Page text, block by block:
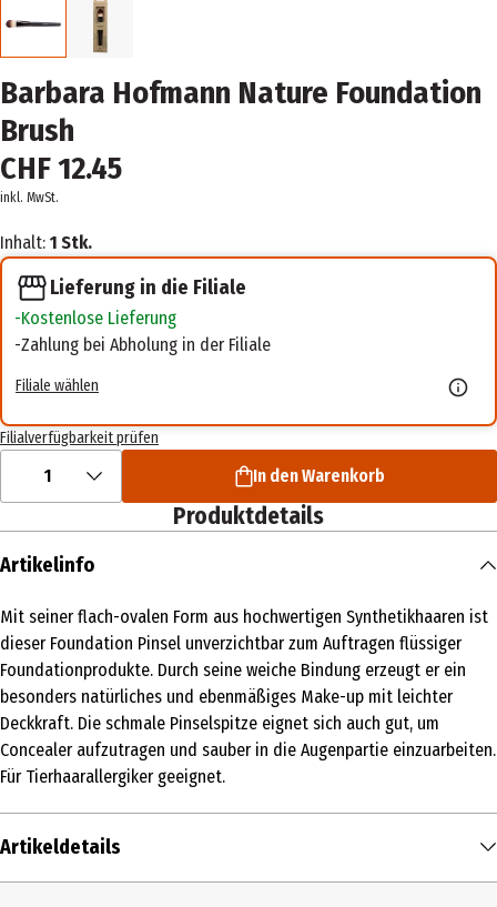
Barbara Hofmann Nature Foundation
Brush
CHF 12.45
inkl. MwSt.
Inhalt: 1 Stk.
Lieferung in die Filiale
Kostenlose Lieferung
Zahlung bei Abholung in der Filiale
Filiale wählen
Filialverfügbarkeit prüfen
1 In den Warenkorb
Produktdetails
Artikelinfo
Mit seiner flach-ovalen Form aus hochwertigen Synthetikhaaren ist
dieser Foundation Pinsel unverzichtbar zum Auftragen flüssiger
Foundationprodukte. Durch seine weiche Bindung erzeugt er ein
besonders natürliches und ebenmäßiges Make-up mit leichter
Deckkraft. Die schmale Pinselspitze eignet sich auch gut, um
Concealer aufzutragen und sauber in die Augenpartie einzuarbeiten.
Für Tierhaarallergiker geeignet.
Artikeldetails